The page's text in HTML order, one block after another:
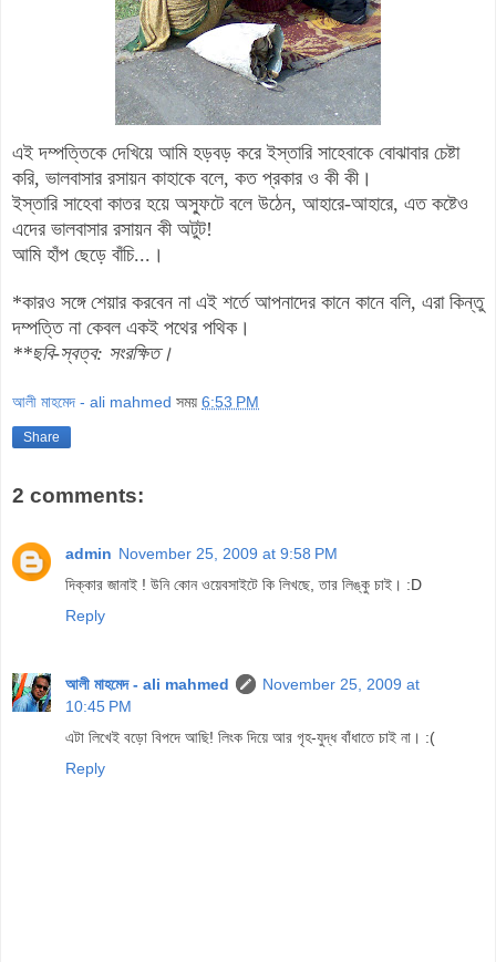
এই দম্পত্তিকে দেখিয়ে আমি হড়বড় করে ইস্তারি সাহেবাকে বোঝাবার চেষ্টা
করি, ভালবাসার রসায়ন কাহাকে বলে, কত প্রকার ও কী কী।
ইস্তারি সাহেবা কাতর হয়ে অস্ফুটে বলে উঠেন, আহারে-আহারে, এত কষ্টেও
এদের ভালবাসার রসায়ন কী অটুট!
আমি হাঁপ ছেড়ে বাঁচি...।
*কারও সঙ্গে শেয়ার করবেন না এই শর্তে আপনাদের কানে কানে বলি, এরা কিন্তু
দম্পত্তি না কেবল একই পথের পথিক।
**ছবি-স্বত্ব: সংরক্ষিত।
আলী মাহমেদ - ali mahmed সময় 6:53 PM
Share
2 comments:
admin November 25, 2009 at 9:58 PM
দিক্কার জানাই ! উনি কোন ওয়েবসাইটে কি লিখছে, তার লিঙ্কু চাই। :D
Reply
আলী মাহমেদ - ali mahmed
November 25, 2009 at
10:45 PM
এটা লিখেই বড়ো বিপদে আছি! লিংক দিয়ে আর গৃহ-যুদ্ধ বাঁধাতে চাই না। :(
Reply